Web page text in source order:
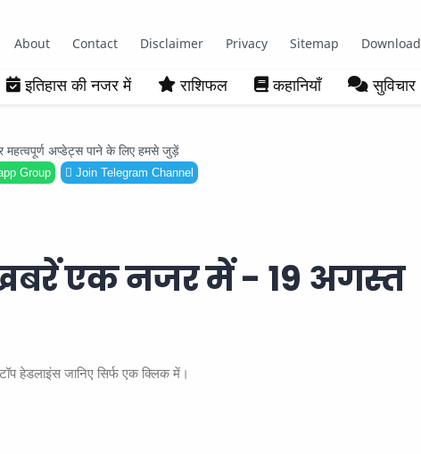
About Contact Disclaimer Privacy Sitemap Download
इतिहास की नजर में राशिफल कहानियाँ सुविचार
अप्डेट्स पाने के लिए हमसे जुड़ें
Group Join Telegram Channel
एक नजर में - 19 अगस्त
हेडलाइंस जानिए सिर्फ एक क्लिक में।